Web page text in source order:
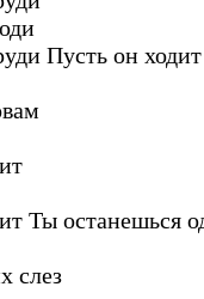
Пусть он
Ты останешься
слез